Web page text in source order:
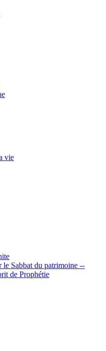
vie
le Sabbat du patrimoine --
de Prophétie